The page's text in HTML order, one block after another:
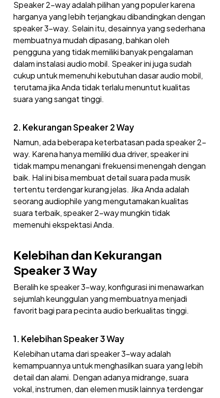
Speaker 2-way adalah pilihan yang populer karena
harganya yang lebih terjangkau dibandingkan dengan
speaker 3-way. Selain itu, desainnya yang sederhana
membuatnya mudah dipasang, bahkan oleh
pengguna yang tidak memiliki banyak pengalaman
dalam instalasi audio mobil. Speaker ini juga sudah
cukup untuk memenuhi kebutuhan dasar audio mobil,
terutama jika Anda tidak terlalu menuntut kualitas
suara yang sangat tinggi.
2. Kekurangan Speaker 2 Way
Namun, ada beberapa keterbatasan pada speaker 2-
way. Karena hanya memiliki dua driver, speaker ini
tidak mampu menangani frekuensi menengah dengan
baik. Hal ini bisa membuat detail suara pada musik
tertentu terdengar kurang jelas. Jika Anda adalah
seorang audiophile yang mengutamakan kualitas
suara terbaik, speaker 2-way mungkin tidak
memenuhi ekspektasi Anda.
Kelebihan dan Kekurangan
Speaker 3 Way
Beralih ke speaker 3-way, konfigurasi ini menawarkan
sejumlah keunggulan yang membuatnya menjadi
favorit bagi para pecinta audio berkualitas tinggi.
1. Kelebihan Speaker 3 Way
Kelebihan utama dari speaker 3-way adalah
kemampuannya untuk menghasilkan suara yang lebih
detail dan alami. Dengan adanya midrange, suara
vokal, instrumen, dan elemen musik lainnya terdengar